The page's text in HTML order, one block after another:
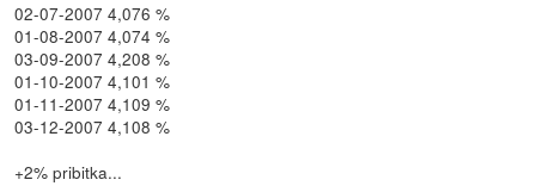
02-07-2007 4,076 %
01-08-2007 4,074 %
03-09-2007 4,208 %
01-10-2007 4,101 %
01-11-2007 4,109 %
03-12-2007 4,108 %
+2% pribitka...